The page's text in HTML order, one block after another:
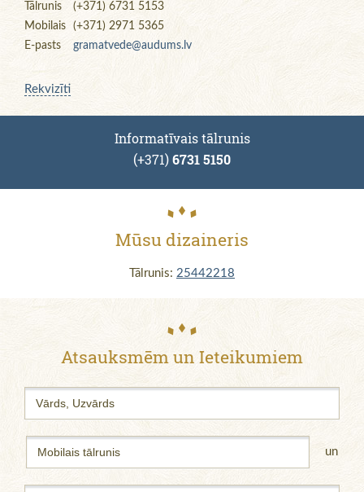
Tālrunis
(+371) 6731 5153
Mobilais
(+371) 2971 5365
E-pasts
gramatvede@audums.lv
Rekvizīti
Informatīvais tālrunis
(+371)6731 5150
Mūsu dizaineris
Tālrunis: 25442218
Atsauksmēm un Ieteikumiem
un